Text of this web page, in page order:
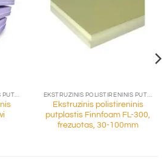
Ekstruzinis polistireninis
putplastis Finnfoam FL-300,
frezuotas, 30-100mm